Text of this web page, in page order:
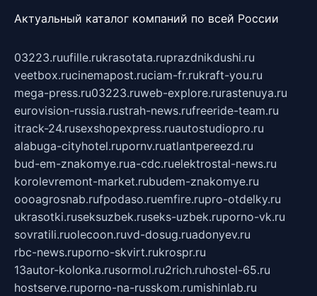
Актуальный каталог компаний по всей России
03223.ruufille.rukrasotata.ruprazdnikdushi.ru
veetbox.rucinemapost.ruciam-fr.rukraft-you.ru
mega-press.ru03223.ruweb-explore.rurastenuya.ru
eurovision-russia.rustrah-news.rufreeride-team.ru
itrack-24.rusexshopexpress.ruautostudiopro.ru
alabuga-cityhotel.rupornv.ruatlantpereezd.ru
bud-em-znakomye.rua-cdc.ruelektrostal-news.ru
korolevremont-market.rubudem-znakomye.ru
oooagrosnab.rufpodaso.ruemfire.rupro-otdelky.ru
ukrasotki.ruseksuzbek.ruseks-uzbek.ruporno-vk.ru
sovratili.ruolecoon.ruvd-dosug.ruadonyev.ru
rbc-news.ruporno-skvirt.rukrospr.ru
13autor-kolonka.rusormol.ru2rich.ruhostel-65.ru
hostserve.ruporno-na-russkom.rumishinlab.ru